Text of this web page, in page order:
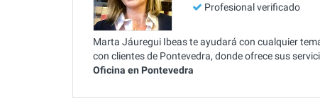
Profesional verificado
Marta Jáuregui Ibeas te ayudará con cualquier
con clientes de Pontevedra, donde ofrece sus
Oficina en Pontevedra